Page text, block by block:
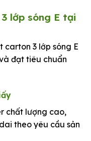
lớp sóng E tại
carton 3 lớp sóng E
đạt tiêu chuẩn
chất lượng cao,
theo yêu cầu sản